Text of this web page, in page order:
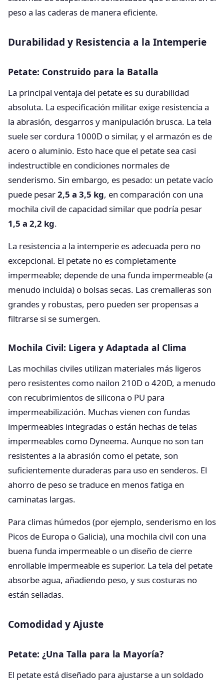
peso a las caderas de manera eficiente.
Durabilidad y Resistencia a la Intemperie
Petate: Construido para la Batalla
La principal ventaja del petate es su durabilidad
absoluta. La especificación militar exige resistencia a
la abrasión, desgarros y manipulación brusca. La tela
suele ser cordura 1000D o similar, y el armazón es de
acero o aluminio. Esto hace que el petate sea casi
indestructible en condiciones normales de
senderismo. Sin embargo, es pesado: un petate vacío
puede pesar2,5 a 3,5 kg, en comparación con una
mochila civil de capacidad similar que podría pesar
1,5 a 2,2 kg.
La resistencia a la intemperie es adecuada pero no
excepcional. El petate no es completamente
impermeable; depende de una funda impermeable (a
menudo incluida) o bolsas secas. Las cremalleras son
grandes y robustas, pero pueden ser propensas a
filtrarse si se sumergen.
Mochila Civil: Ligera y Adaptada al Clima
Las mochilas civiles utilizan materiales más ligeros
pero resistentes como nailon 210D o 420D, a menudo
con recubrimientos de silicona o PU para
impermeabilización. Muchas vienen con fundas
impermeables integradas o están hechas de telas
impermeables como Dyneema. Aunque no son tan
resistentes a la abrasión como el petate, son
suficientemente duraderas para uso en senderos. El
ahorro de peso se traduce en menos fatiga en
caminatas largas.
Para climas húmedos (por ejemplo, senderismo en los
Picos de Europa o Galicia), una mochila civil con una
buena funda impermeable o un diseño de cierre
enrollable impermeable es superior. La tela del petate
absorbe agua, añadiendo peso, y sus costuras no
están selladas.
Comodidad y Ajuste
Petate: ¿Una Talla para la Mayoría?
El petate está diseñado para ajustarse a un soldado